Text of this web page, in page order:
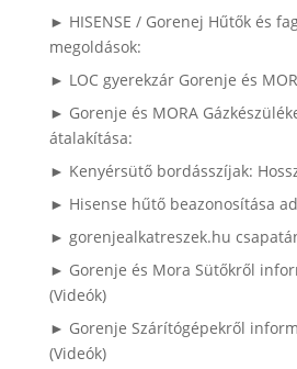
► HISENSE / Gorenej Hűtők és
megoldások:
► LOC gyerekzár Gorenje és
► Gorenje és MORA
átalakítása:
► Kenyérsütő bordásszíjak:
► Hisense hűtő beazonosítása
► gorenjealkatreszek.hu
► Gorenje és Mora Sütőkről
(Videók)
► Gorenje Szárítógépekről
(Videók)